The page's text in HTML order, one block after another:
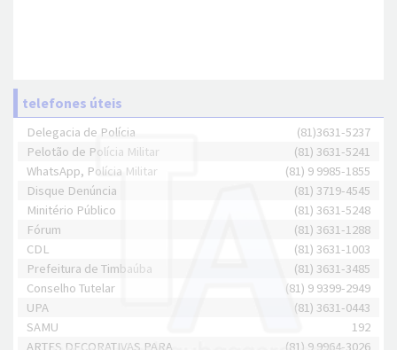
telefones úteis
Delegacia de Polícia
(81)3631-5237
Pelotão de Polícia Militar
(81) 3631-5241
WhatsApp, Polícia Militar
(81) 9 9985-1855
Disque Denúncia
(81) 3719-4545
Minitério Público
(81) 3631-5248
Fórum
(81) 3631-1288
CDL
(81) 3631-1003
Prefeitura de Timbaúba
(81) 3631-3485
Conselho Tutelar
(81) 9 9399-2949
UPA
(81) 3631-0443
SAMU
192
ARTES DECORATIVAS PARA
(81) 9 9964-3026